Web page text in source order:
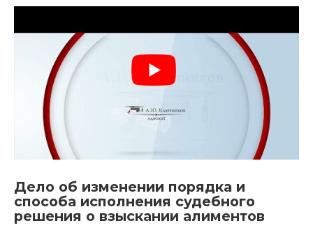
Дело об изменении порядка и
способа исполнения судебного
решения о взыскании алиментов